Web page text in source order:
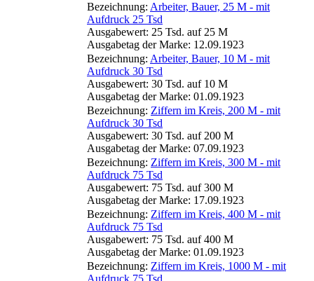
Bezeichnung: Arbeiter, Bauer, 25 M - mit
Aufdruck 25 Tsd
Ausgabewert: 25 Tsd. auf 25 M
Ausgabetag der Marke: 12.09.1923
Bezeichnung: Arbeiter, Bauer, 10 M - mit
Aufdruck 30 Tsd
Ausgabewert: 30 Tsd. auf 10 M
Ausgabetag der Marke: 01.09.1923
Bezeichnung: Ziffern im Kreis, 200 M - mit
Aufdruck 30 Tsd
Ausgabewert: 30 Tsd. auf 200 M
Ausgabetag der Marke: 07.09.1923
Bezeichnung: Ziffern im Kreis, 300 M - mit
Aufdruck 75 Tsd
Ausgabewert: 75 Tsd. auf 300 M
Ausgabetag der Marke: 17.09.1923
Bezeichnung: Ziffern im Kreis, 400 M - mit
Aufdruck 75 Tsd
Ausgabewert: 75 Tsd. auf 400 M
Ausgabetag der Marke: 01.09.1923
Bezeichnung: Ziffern im Kreis, 1000 M - mit
Aufdruck 75 Tsd